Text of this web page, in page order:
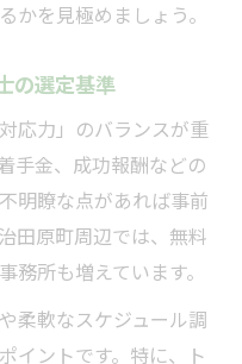
かを見極めましょう。
の選定基準
応力」のバランスが重
手金、成功報酬などの
明瞭な点があれば事前
田原町周辺では、無料
所も増えています。
柔軟なスケジュール調